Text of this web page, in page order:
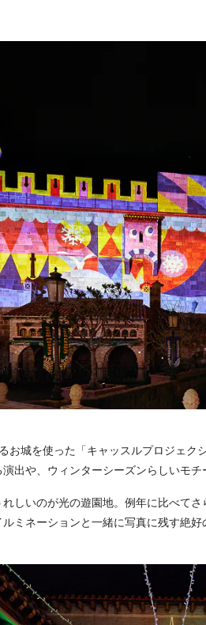
お城を使った「キャッスルプロジェク
出や、ウィンターシーズンらしいモチ
しいのが光の遊園地。例年に比べて
ミネーションと一緒に写真に残す絶好